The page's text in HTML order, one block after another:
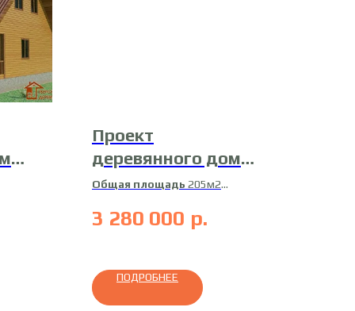
Проект
деревянного дома
17-ДК-2
Общая площадь 205м2
Материалсухой
3 280 000 р.
ПОДРОБНЕЕ